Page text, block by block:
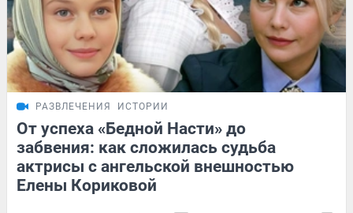
РАЗВЛЕЧЕНИЯ ИСТОРИИ
От успеха «Бедной Насти» до
забвения: как сложилась судьба
актрисы с ангельской внешностью
Елены Кориковой